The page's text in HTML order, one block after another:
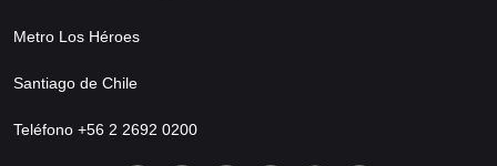
Metro Los Héroes
Santiago de Chile
Teléfono +56 2 2692 0200